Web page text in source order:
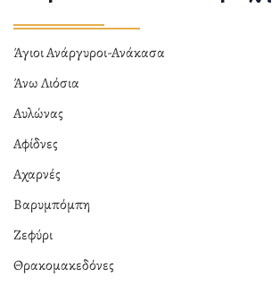
Άγιοι Ανάργυροι-Ανάκασα
Άνω Λιόσια
Αυλώνας
Αφίδνες
Αχαρνές
Βαρυμπόμπη
Ζεφύρι
Θρακομακεδόνες